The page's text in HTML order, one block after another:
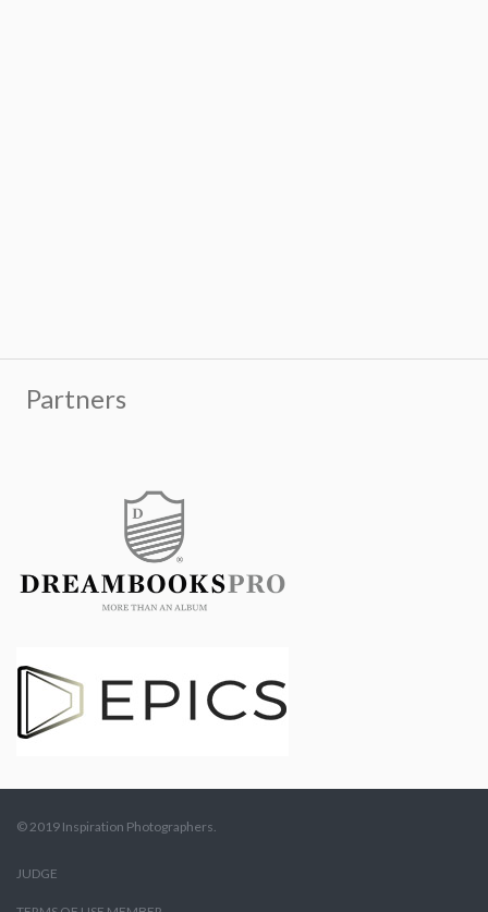
© 2019 Inspiration Photographers.
JUDGE